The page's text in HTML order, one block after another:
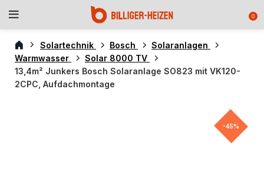
0
Solartechnik Bosch
Solaranlagen
Warmwasser
Solar 8000 TV
13,4m² Junkers Bosch Solaranlage SO823 mit VK120-
2CPC, Aufdachmontage
-45%